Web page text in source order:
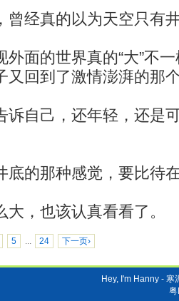
曾经真的以为天空只有
外面的世界真的“大”不
又回到了激情澎湃的那
诉自己，还年轻，还是
底的那种感觉，要比待
，也该认真看看了。
5 ... 24 下一页›
Hey, I'm Hanny - 寒